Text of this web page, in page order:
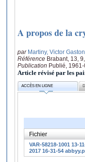
A propos de la
par Martiny, Victor Gaston
Référence Brabant, 13,
Publication Publié, 1961-
Article révisé par les
ACCÈS EN LIGNE
Fichier
VAR-58218-1001 13-
2017 16-31-54